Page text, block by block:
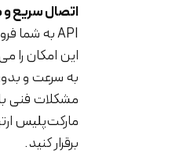
اتصال سریع و موثر:
API به شما فروشندگان
این امکان را می‌دهد تا
به سرعت و بدون
مشکلات فنی با
مارکت‌پلیس ارتباط
برقرار کنید.